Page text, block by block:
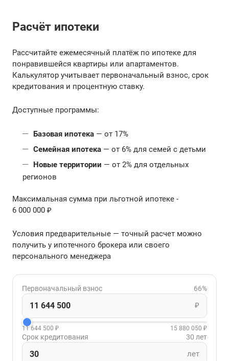
Расчёт ипотеки
Рассчитайте ежемесячный платёж по ипотеке для
понравившейся квартиры или апартаментов.
Калькулятор учитывает первоначальный взнос, срок
кредитования и процентную ставку.
Доступные программы:
Базовая ипотека — от 17%
Семейная ипотека — от 6% для семей с детьми
Новые территории — от 2% для отдельных
регионов
Максимальная сумма при льготной ипотеке -
6 000 000 ₽
Условия предварительные — точный расчет можно
получить у ипотечного брокера или своего
персонального менеджера
Первоначальный взнос 66%
₽
11 644 500 ₽ 15 880 050 ₽
Срок кредитования 30 лет
лет